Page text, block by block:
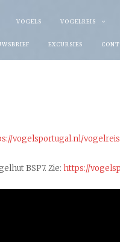
VOGELS VOGELREIS
EXCURSIES
vogelsportugal.nl/
BSP7. Zie: https://